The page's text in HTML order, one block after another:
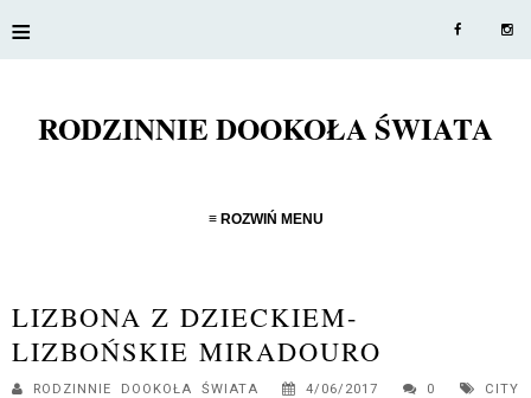
≡
RODZINNIE DOOKOŁA ŚWIATA
≡ ROZWIŃ MENU
LIZBONA Z DZIECKIEM-
LIZBOŃSKIE MIRADOURO
RODZINNIE DOOKOŁA ŚWIATA 4/06/2017 0
CITY